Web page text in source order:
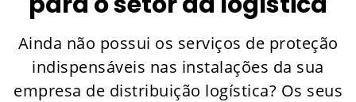
Ainda não possui os serviços de proteção
indispensáveis nas instalações da sua
empresa de distribuição logística? Os seus